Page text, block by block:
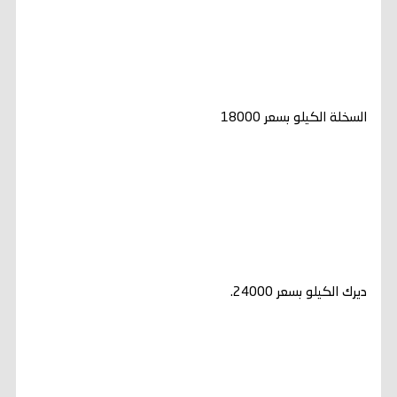
السخلة الكيلو بسعر 18000
ديرك الكيلو بسعر 24000.